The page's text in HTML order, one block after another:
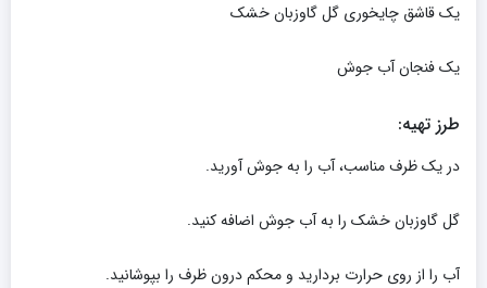
یک قاشق چایخوری گل گاوزبان خشک
یک فنجان آب جوش
طرز تهیه:
در یک ظرف مناسب، آب را به جوش آورید.
گل گاوزبان خشک را به آب جوش اضافه کنید.
آب را از روی حرارت بردارید و محکم درون ظرف را بپوشانید.